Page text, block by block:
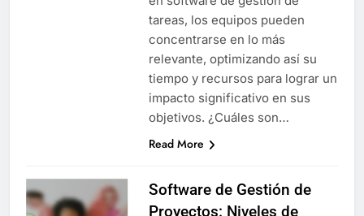
tareas, los equipos pueden
concentrarse en lo más
relevante, optimizando así su
tiempo y recursos para lograr un
impacto significativo en sus
objetivos. ¿Cuáles son…
Read More
Software de Gestión de
Proyectos: Niveles de